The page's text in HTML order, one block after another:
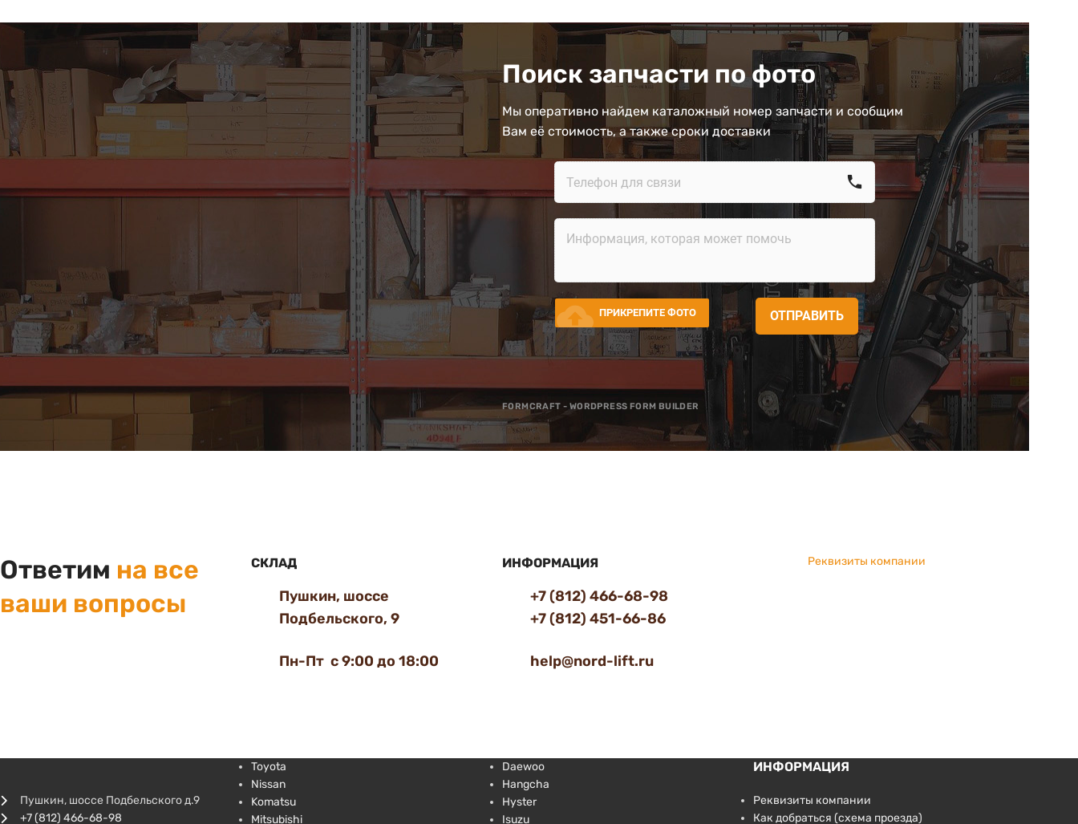
Поиск запчасти по фото
Мы оперативно найдем каталожный номер запчасти и сообщим
Вам её стоимость, а также сроки доставки
call
cloud_upload ПРИКРЕПИТЕ ФОТО ОТПРАВИТЬ
FORMCRAFT - WORDPRESS FORM BUILDER
Ответим на все
ваши вопросы
СКЛАД
Пушкин, шоссе
Подбельского, 9
Пн-Пт с 9:00 до 18:00
ИНФОРМАЦИЯ
+7 (812) 466-68-98
+7 (812) 451-66-86
help@nord-lift.ru
Реквизиты компании
Пушкин, шоссе Подбельского д.9
+7 (812) 466-68-98
Toyota
Nissan
Komatsu
Mitsubishi
Daewoo
Hangcha
Hyster
Isuzu
ИНФОРМАЦИЯ
Реквизиты компании
Как добраться (схема проезда)